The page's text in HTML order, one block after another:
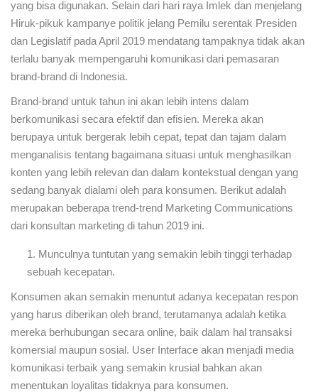
yang bisa digunakan. Selain dari hari raya Imlek dan menjelang
Hiruk-pikuk kampanye politik jelang Pemilu serentak Presiden
dan Legislatif pada April 2019 mendatang tampaknya tidak akan
terlalu banyak mempengaruhi komunikasi dari pemasaran
brand-brand di Indonesia.
Brand-brand untuk tahun ini akan lebih intens dalam
berkomunikasi secara efektif dan efisien. Mereka akan
berupaya untuk bergerak lebih cepat, tepat dan tajam dalam
menganalisis tentang bagaimana situasi untuk menghasilkan
konten yang lebih relevan dan dalam kontekstual dengan yang
sedang banyak dialami oleh para konsumen. Berikut adalah
merupakan beberapa trend-trend Marketing Communications
dari konsultan marketing di tahun 2019 ini.
1. Munculnya tuntutan yang semakin lebih tinggi terhadap
sebuah kecepatan.
Konsumen akan semakin menuntut adanya kecepatan respon
yang harus diberikan oleh brand, terutamanya adalah ketika
mereka berhubungan secara online, baik dalam hal transaksi
komersial maupun sosial. User Interface akan menjadi media
komunikasi terbaik yang semakin krusial bahkan akan
menentukan loyalitas tidaknya para konsumen.